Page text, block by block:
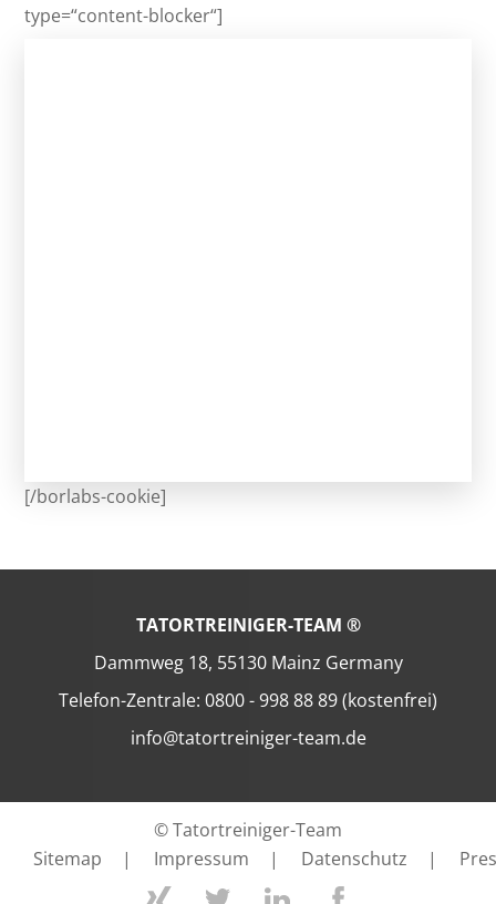
type=“content-blocker“]
[/borlabs-cookie]
TATORTREINIGER-TEAM ®
Dammweg 18, 55130 Mainz Germany
Telefon-Zentrale: 0800 - 998 88 89 (kostenfrei)
info@tatortreiniger-team.de
© Tatortreiniger-Team
Sitemap
| Impressum | Datenschutz |